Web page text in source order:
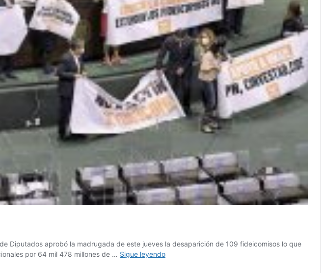
Diputados aprobó la madrugada de este jueves la desaparición de 109 fideicomisos lo que
por 64 mil 478 millones de … Sigue leyendoTras